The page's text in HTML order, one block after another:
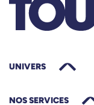
UNIVERS
NOS SERVICES